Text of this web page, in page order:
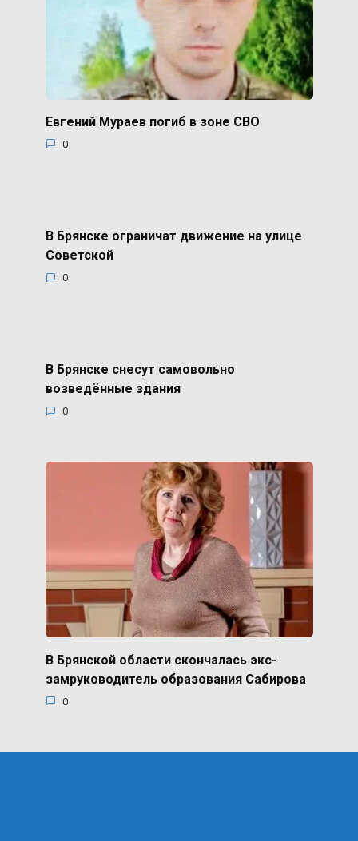
Евгений Мураев погиб в зоне СВО
0
В Брянске ограничат движение на улице
Советской
0
В Брянске снесут самовольно
возведённые здания
0
В Брянской области скончалась экс-
замруководитель образования Сабирова
0